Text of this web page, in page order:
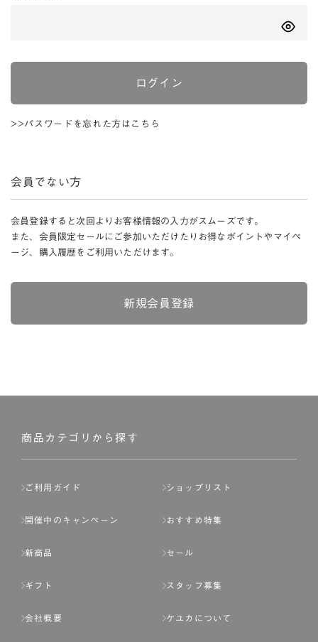
ログイン
>>パスワードを忘れた方はこちら
会員でない方
会員登録すると次回よりお客様情報の入力がスムーズです。
また、会員限定セールにご参加いただけたりお得なポイントやマイペ
ージ、購入履歴をご利用いただけます。
新規会員登録
商品カテゴリから探す
ご利用ガイド ショップリスト
開催中のキャンペーン おすすめ特集
新商品 セール
ギフト スタッフ募集
会社概要 ケユカについて